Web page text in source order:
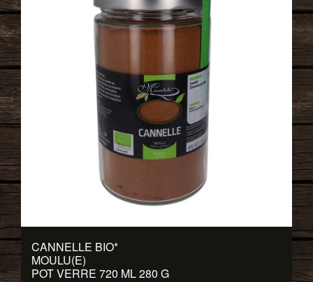
CANNELLE BIO*
MOULU(E)
POT VERRE 720 ML 280 G